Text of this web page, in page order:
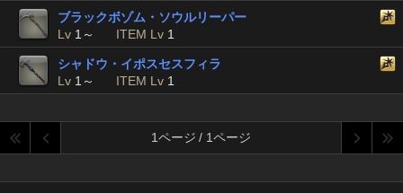
ブラックボゾム・ソウルリーパー
Lv 1～ ITEM Lv 1
シャドウ・イポスセスフィラ
Lv 1～ ITEM Lv 1
1ページ / 1ページ